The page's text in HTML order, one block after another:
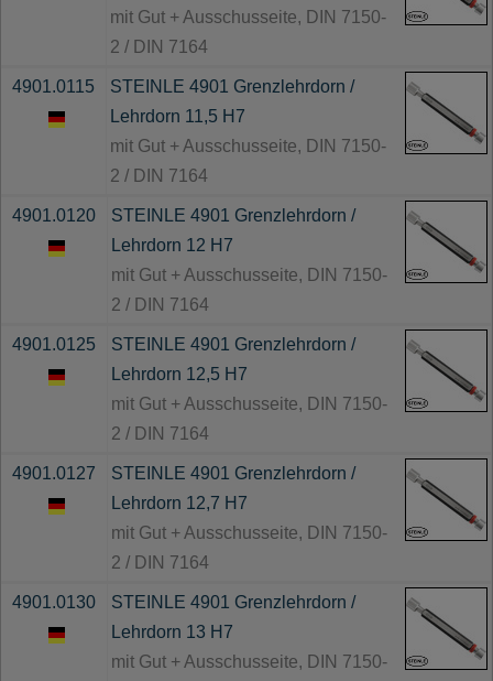
mit Gut + Ausschusseite, DIN 7150-
2 / DIN 7164
4901.0115
STEINLE 4901 Grenzlehrdorn /
Lehrdorn 11,5 H7
mit Gut + Ausschusseite, DIN 7150-
2 / DIN 7164
4901.0120
STEINLE 4901 Grenzlehrdorn /
Lehrdorn 12 H7
mit Gut + Ausschusseite, DIN 7150-
2 / DIN 7164
4901.0125
STEINLE 4901 Grenzlehrdorn /
Lehrdorn 12,5 H7
mit Gut + Ausschusseite, DIN 7150-
2 / DIN 7164
4901.0127
STEINLE 4901 Grenzlehrdorn /
Lehrdorn 12,7 H7
mit Gut + Ausschusseite, DIN 7150-
2 / DIN 7164
4901.0130
STEINLE 4901 Grenzlehrdorn /
Lehrdorn 13 H7
mit Gut + Ausschusseite, DIN 7150-